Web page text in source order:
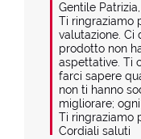
Gentile Patrizia,
Ti ringraziamo
valutazione. Ci
prodotto non
aspettative. Ti
farci sapere
non ti hanno
migliorare;
Ti ringraziamo
Cordiali saluti